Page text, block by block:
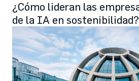
¿Cómo lideran las
de la IA en sostenibilidad?